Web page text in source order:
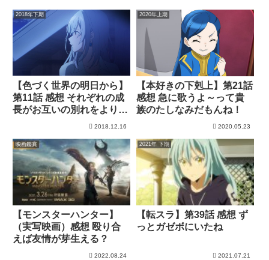
2018年下期
【色づく世界の明日から】
第11話 感想 それぞれの成
長がお互いの別れをより辛
2018.12.16
2020年上期
【本好きの下剋上】第21話
感想 急に歌うよ～って貴
族のたしなみだもんね！
2020.05.23
映画鑑賞
【モンスターハンター】
（実写映画）感想 殴り合
えば友情が芽生える？
2022.08.24
2021年 下期
【転スラ】第39話 感想 ず
っとガゼボにいたね
2021.07.21